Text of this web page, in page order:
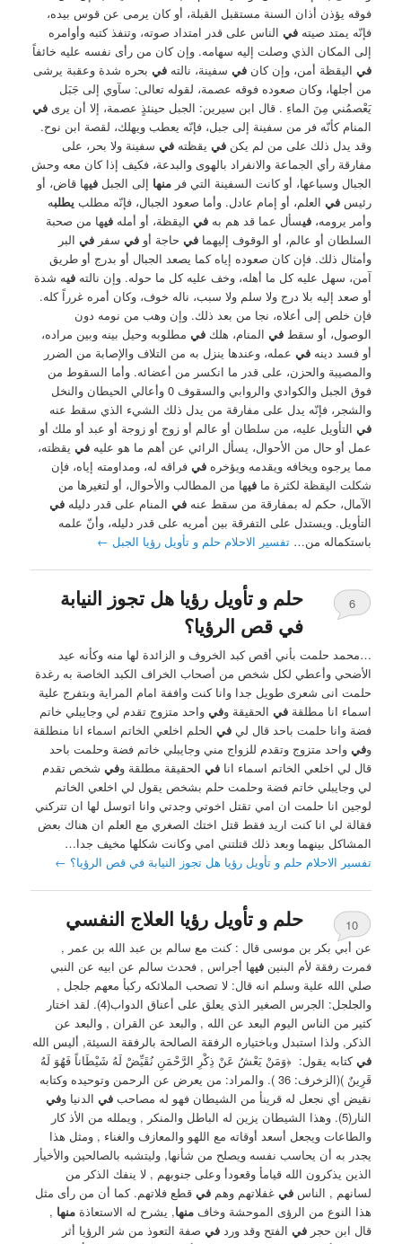
فوقه يؤذن أذان السنة مستقبل القبلة، أو كان يرمى عن قوس بيده،
فإنّه يمتد صيتهفي الناس على قدر امتداد صوته، وتنفذ كتبه وأوامره
إلى المكان الذي وصلت إليه سهامه. وإن كان من رأى نفسه عليه خائفاً
في اليقظة أمن، وإن كانفي سفينة، نالتهفي بحره شدة وعقبة يرشى
من أجلها، وكان صعوده فوقه عصمة، لقوله تعالى: سآوي إلى جَبَل
يَعْصمُني مِنَ الماءِ . قال ابن سيرين: الجبل حينئذٍ عصمة، إلا أن يرىفي
المنام كأنّه فر من سفينة إلى جبل، فإنّه يعطب ويهلك، لقصة ابن نوح.
وقد يدل ذلك على من لم يكنفي يقظتهفي سفينة ولا بحر، على
مفارقة رأي الجماعة والانفراد بالهوى والبدعة، فكيف إذا كان معه وحش
الجبال وسباعها، أو كانت السفينة التي فرمنها إلى الجبلفيها قاض، أو
رئيسفي العلم، أو إمام عادل. وأما صعود الجبال، فإنّه مطلب يطلبه
وأمر يرومه،فيسأل عما قد هم بهفي اليقظة، أو أملهفيها من صحبة
السلطان أو عالم، أو الوقوف إليهمافي حاجة أوفي سفرفي البر
وأمثال ذلك. فإن كان صعوده إياه كما يصعد الجبال أو بدرج أو طريق
آمن، سهل عليه كل ما أهله، وخف عليه كل ما حوله. وإن نالتهفيه شدة
أو صعد إليه بلا درج ولا سلم ولا سبب، ناله خوف، وكان أمره غرراً كله.
فإن خلص إلى أعلاه، نجا من بعد ذلك. وإن وهب من نومه دون
الوصول، أو سقطفي المنام، هلكفي مطلوبه وحيل بينه وبين مراده،
أو فسد دينهفي عمله، وعندها ينزل به من التلاف والإصابة من الضرر
والمصيبة والحزن، على قدر ما انكسر من أعضائه. وأما السقوط من
فوق الجبل والكوادي والروابي والسقوف 0 وأعالي الحيطان والنخل
والشجر، فإنّه يدل على مفارقة من يدل ذلك الشيء الذي سقط عنه
في التأويل عليه، من سلطان أو عالم أو زوج أو زوجة أو عبد أو ملك أو
عمل أو حال من الأحوال، يسأل الرائي عن أهم ما هو عليهفي يقظته،
مما يرجوه ويخافه ويقدمه ويؤخرهفي فراقه له، ومداومته إياه، فإن
شكلت اليقظة لكثرة مافيها من المطالب والأحوال، أو لتغيرها من
الآمال، حكم له بمفارقة من سقط عنهفي المنام على قدر دليلهفي
التأويل. ويستدل على التفرقة بين أمريه على قدر دليله، وأنّ علمه
باستكماله من…تفسير الاحلام حلم و تأويل رؤيا الجبل ←
حلم و تأويل رؤيا هل تجوز النيابة
في قص الرؤيا؟
6
…محمد حلمت بأني أقص كبد الخروف و الزائدة لها منه وكأنه عيد
الأضحي وأعطي لكل شخص من أصحاب الخراف الكبد الخاصة به رغدة
حلمت انى شعرى طويل جدا وانا كنت واففة امام المراية وبتفرج علية
اسماء انا مطلقةفي الحقيقة وفي واحد متزوج تقدم لي وجايبلي خاتم
فضة وانا حلمت باحد قال ليفي الحلم اخلعي الخاتم اسماء انا منطلقة
وفي واحد متزوج وتقدم للزواج مني وجايبلي خاتم فضة وحلمت باحد
قال لي اخلعي الخاتم اسماء انافي الحقيقة مطلقة وفي شخص تقدم
لي وجايبلي خاتم فضة وحلمت حلم بشخص يقول لي اخلعي الخاتم
لوجين انا حلمت ان امي تقتل اخوتي وجدتي وانا اتوسل لها ان تتركني
فقالة لي انا كنت اريد فقط قتل اختك الصغري مع العلم ان هناك بعض
المشاكل بينهما وبعد ذلك قتلتني امي وكانت شكلها مخيف جدا…
تفسير الاحلام حلم و تأويل رؤيا هل تجوز النيابة في قص الرؤيا؟ ←
حلم و تأويل رؤيا العلاج النفسي
10
عن أبي بكر بن موسى قال : كنت مع سالم بن عبد الله بن عمر ,
فمرت رفقة لأم البنينفيها أجراس , فحدث سالم عن ابيه عن النبي
صلي الله علية وسلم انه قال: لا تصحب الملائكه ركبأ معهم جلجل ,
والجلجل: الجرس الصغير الذي يعلق على أعناق الدواب(4). ‏لقد اختار
كثير من الناس اليوم البعد عن الله , والبعد عن القران , والبعد عن
الذكر, ولذا استبدل وباختياره الرفقة الصالحة بالرفقة السيئة, أليس الله
فيكتابه يقول: ‏ ﴿وَمَنْ يَعْشُ عَنْ ذِكْرِ الرَّحْمَنِ نُقَيِّضْ لَهُ شَيْطَاناً فَهُوَ لَهُ
قَرِينٌ )‏(الزخرف: 36 ‏). ‏والمراد: من يعرض عن الرحمن وتوحيده وكتابه
نقيض أي نجعل له قرينأ من الشيطان فهو له مصاحبفي الدنيا وفي
النار(5). وهذا الشيطان يزين له الباطل والمنكر , ويملله من الأذ كار
والطاعات ويجعل أسعد أوقاته مع اللهو والمعازف والغناء , ومثل هذا
يجدر به أن يحاسب نفسه ويصلح من شأنها, وليتشبه بالصالحين والأخيأر
الذين يذكرون الله قيامأ وقعودأ وعلى جنوبهم , لا ينفك الذكر من
لسانهم , الناسفي غفلاتهم وهمفي قطع ‏فلاتهم. كما أن من رأى مثل
هذا النوع من الرؤى الموحشة وخافمنها, يشرح له الاستعاذةمنها ,
قال ابن حجرفي الفتح وقد وردفي صفة التعوذ من شر الرؤيا أثر